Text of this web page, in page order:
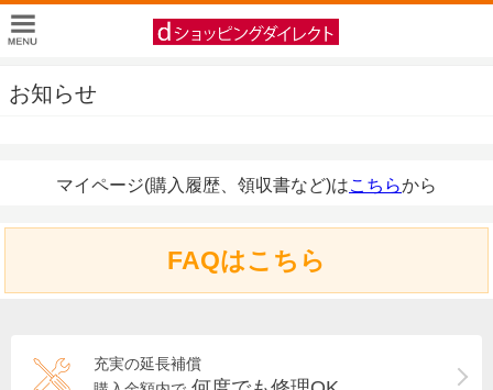
お知らせ
マイページ(購入履歴、領収書など)はこちらから
FAQはこちら
充実の延長補償